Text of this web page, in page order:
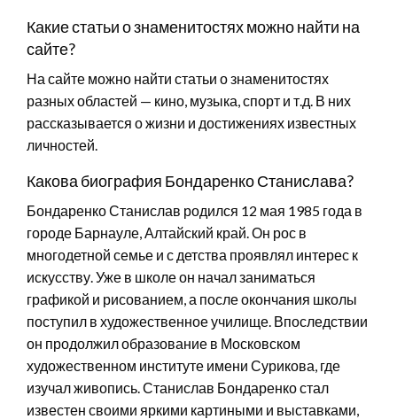
Какие статьи о знаменитостях можно найти на
сайте?
На сайте можно найти статьи о знаменитостях
разных областей — кино, музыка, спорт и т.д. В них
рассказывается о жизни и достижениях известных
личностей.
Какова биография Бондаренко Станислава?
Бондаренко Станислав родился 12 мая 1985 года в
городе Барнауле, Алтайский край. Он рос в
многодетной семье и с детства проявлял интерес к
искусству. Уже в школе он начал заниматься
графикой и рисованием, а после окончания школы
поступил в художественное училище. Впоследствии
он продолжил образование в Московском
художественном институте имени Сурикова, где
изучал живопись. Станислав Бондаренко стал
известен своими яркими картиными и выставками,